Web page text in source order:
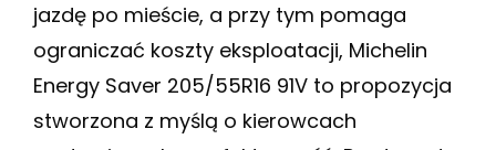
jazdę po mieście, a przy tym pomaga
ograniczać koszty eksploatacji, Michelin
Energy Saver 205/55R16 91V to propozycja
stworzona z myślą o kierowcach